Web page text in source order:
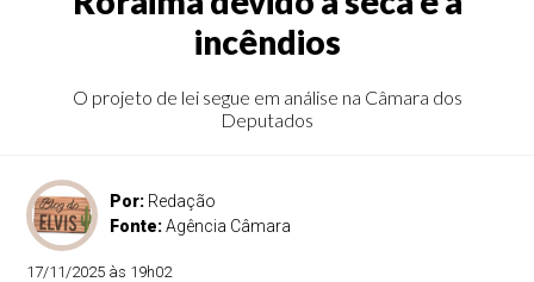
incêndios
O projeto de lei segue em análise na Câmara dos
Deputados
Por: Redação
Fonte:Agência Câmara
17/11/2025 às 19h02